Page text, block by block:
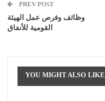
PREV POST
وظائف وفرص عمل الهيئة
القومية للأنفاق
YOU MIGHT ALSO LIKE